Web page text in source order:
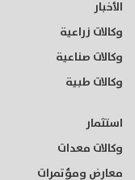
الأخبار
وكالات زراعية
وكالات صناعية
وكالات طبية
استثمار
وكالات معدات
معارض ومؤتمرات